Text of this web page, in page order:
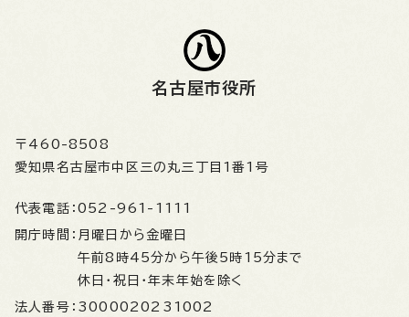
名古屋市役所
〒460-8508
愛知県名古屋市中区三の丸三丁目1番1号
代表電話： 052-961-1111
開庁時間： 月曜日から金曜日
午前8時45分から午後5時15分まで
休日・祝日・年末年始を除く
法人番号： 3000020231002